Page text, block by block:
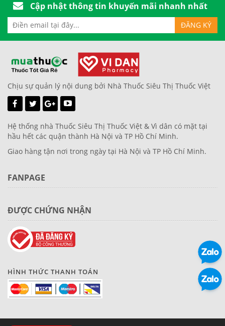
Cập nhật thông tin khuyến mãi nhanh nhất
Chịu sự quản lý nội dung bởi Nhà Thuốc Siêu Thị Thuốc Việt
Hệ thống nhà Thuốc Siêu Thị Thuốc Việt & Vì dân có mặt tại
hầu hết các quận thành Hà Nội và TP Hồ Chí Minh.
Giao hàng tận nơi trong ngày tại Hà Nội và TP Hồ Chí Minh.
FANPAGE
ĐƯỢC CHỨNG NHẬN
HÌNH THỨC THANH TOÁN